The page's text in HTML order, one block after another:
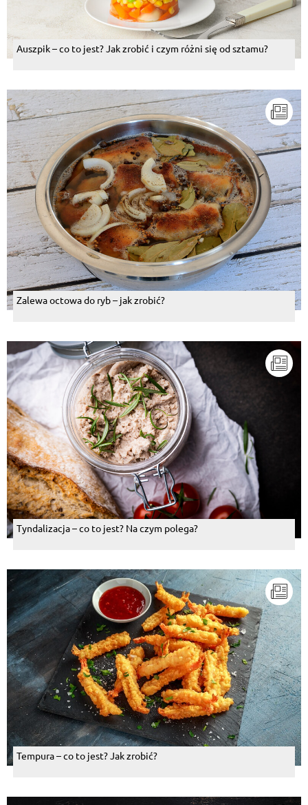
Auszpik – co to jest? Jak zrobić i czym różni się od sztamu?
Zalewa octowa do ryb – jak zrobić?
Tyndalizacja – co to jest? Na czym polega?
Tempura – co to jest? Jak zrobić?